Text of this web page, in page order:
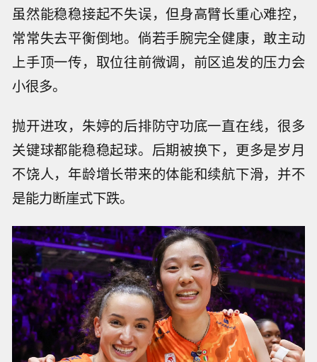
虽然能稳稳接起不失误，但身高臂长重心难控，
常常失去平衡倒地。倘若手腕完全健康，敢主动
上手顶一传，取位往前微调，前区追发的压力会
小很多。
抛开进攻，朱婷的后排防守功底一直在线，很多
关键球都能稳稳起球。后期被换下，更多是岁月
不饶人，年龄增长带来的体能和续航下滑，并不
是能力断崖式下跌。